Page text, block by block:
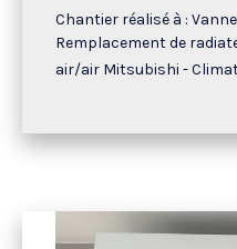
Chantier réalisé à :
Remplacement de
air/air Mitsubishi -